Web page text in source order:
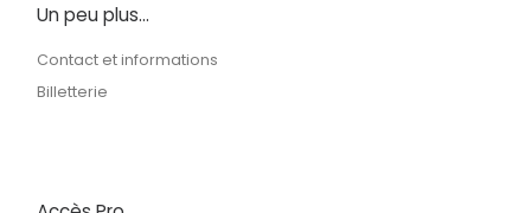
Un peu plus…
Contact et informations
Billetterie